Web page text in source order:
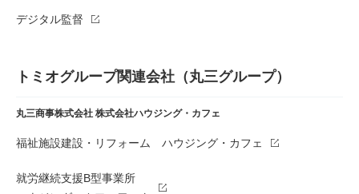
デジタル監督
トミオグループ関連会社（丸三グループ）
丸三商事株式会社 株式会社ハウジング・カフェ
福祉施設建設・リフォーム ハウジング・カフェ
就労継続支援B型事業所